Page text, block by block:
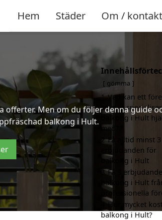
Hem Städer Om / kontakt
Men om du följer denna guide
balkong i Hult.
gömma
1 Vad kan ett
som är
balkong i Hult
med?
2 Få alltid minst 3
erbjudanden för
balkong i Hult
3 Få 3
balkong i Hult
professionella
Hur mycket
balkong i Hult?